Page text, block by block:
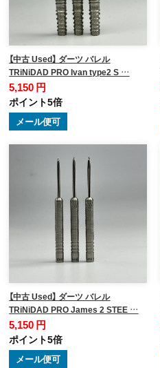
【中古 Used】 ダーツ バレル
TRiNiDAD PRO Ivan type2 S …
5,150 円
ポイント5倍
メール便可
【中古 Used】 ダーツ バレル
TRiNiDAD PRO James 2 STEE …
5,150 円
ポイント5倍
メール便可